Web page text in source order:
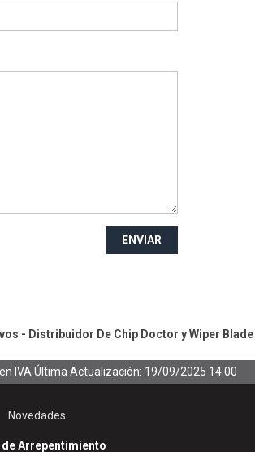
ENVIAR
- Distribuidor De Chip Doctor y Wiper Blade|
IVA Última Actualización: 19/09/2025 14:00
Novedades
de Arrepentimiento